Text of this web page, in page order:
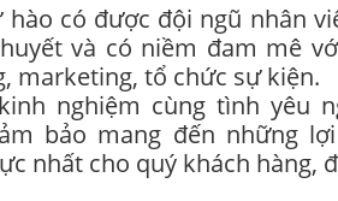
hào có được đội ngũ nhân
và có niềm đam mê
marketing, tổ chức sự kiện.
nghiệm cùng tình yêu
bảo mang đến những
nhất cho quý khách hàng,